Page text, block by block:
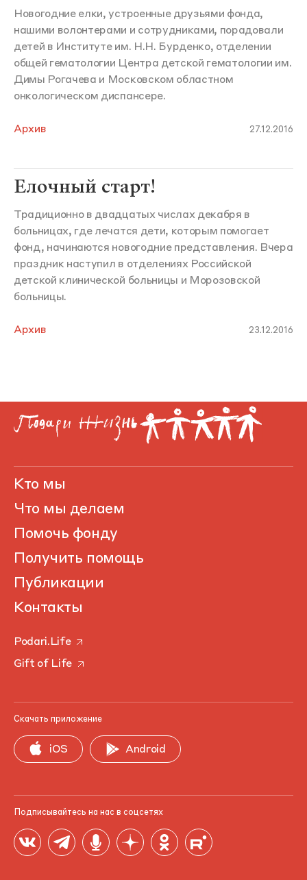
Новогодние елки, устроенные друзьями фонда,
нашими волонтерами и сотрудниками, порадовали
детей в Институте им. Н.Н. Бурденко, отделении
общей гематологии Центра детской гематологии им.
Димы Рогачева и Московском областном
онкологическом диспансере.
Архив 27.12.2016
Елочный старт!
Традиционно в двадцатых числах декабря в
больницах, где лечатся дети, которым помогает
фонд, начинаются новогодние представления. Вчера
праздник наступил в отделениях Российской
детской клинической больницы и Морозовской
больницы.
Архив 23.12.2016
Кто мы
Что мы делаем
Помочь фонду
Получить помощь
Публикации
Контакты
Podari.Life
Gift of Life
Скачать приложение
iOS Android
Подписывайтесь на нас в соцсетях